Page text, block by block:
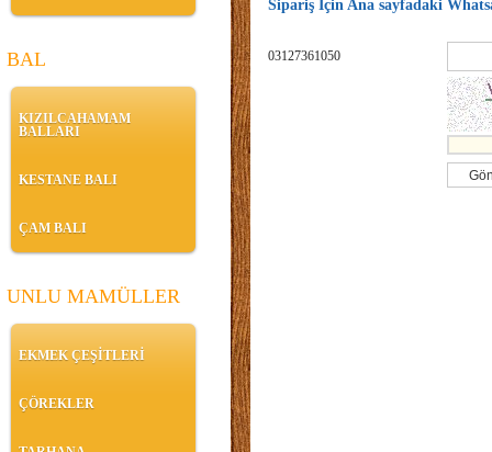
BAL
KIZILCAHAMAM
BALLARI
KESTANE BALI
ÇAM BALI
UNLU MAMÜLLER
EKMEK ÇEŞİTLERİ
ÇÖREKLER
Sipariş İçin Ana sayfadaki
03127361050